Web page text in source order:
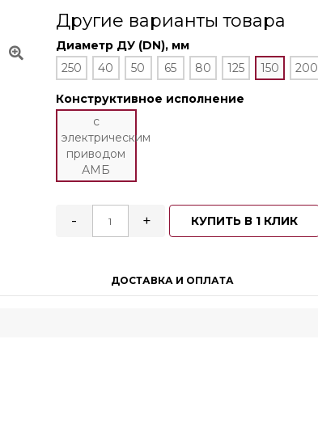
Другие варианты товара
Диаметр ДУ (DN), мм
250
40 50 65 80 125 150 200
Конструктивное исполнение
с
электрическим
приводом
АМБ
- + КУПИТЬ В 1 КЛИК
ДОСТАВКА И ОПЛАТА